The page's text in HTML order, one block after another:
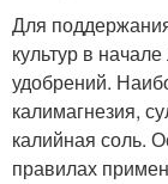
Для
культур в
удобрений.
калимагнезия,
калийная соль.
правилах